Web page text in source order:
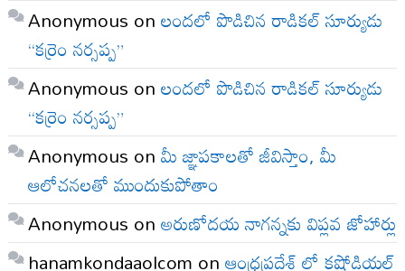
Anonymous onలందలో పొడిచిన రాడికల్ సూర్యుడు
“కర్రెం నర్సప్ప”
Anonymous onలందలో పొడిచిన రాడికల్ సూర్యుడు
“కర్రెం నర్సప్ప”
Anonymous onమీ జ్ఞాపకాలతో జీవిస్తాం, మీ
ఆలోచనలతో ముందుకుపోతాం
Anonymous onఅరుణోదయ నాగన్నకు విప్లవ జోహార్లు
hanamkondaaolcom onఆంధ్రప్రదేశ్ లో కష్టోడియల్